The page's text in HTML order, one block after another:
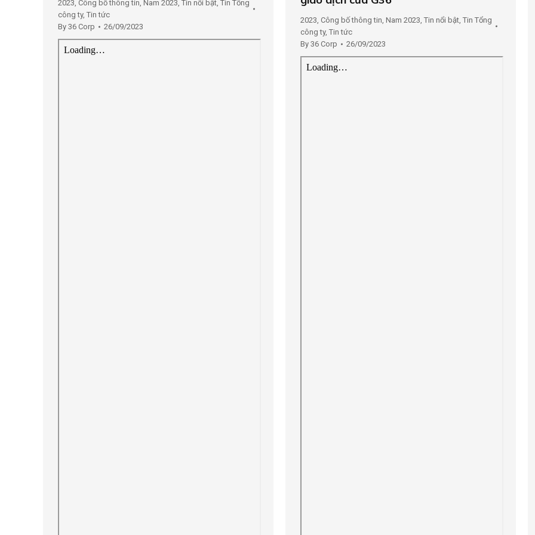
2023 Công bố thông tin Nam 2023 Tin nổi bật Tin Tổng
công ty, Tin tức
By 36 Corp 26/09/2023
2023 Công bố thông tin Nam 2023 Tin nổi bật Tin Tổng
công ty, Tin tức
By 36 Corp 26/09/2023